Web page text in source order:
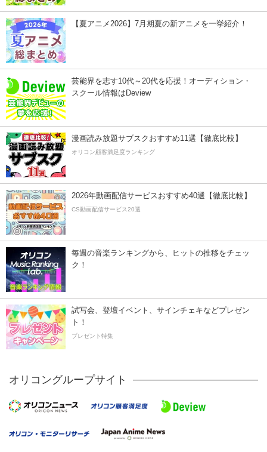
【夏アニメ2026】7月期夏の新アニメを一挙紹介！
芸能界を志す10代～20代を応援！オーディション・
スクール情報はDeview
漫画読み放題サブスクおすすめ11選【徹底比較】
オリコン顧客満足度ランキング
2026年動画配信サービスおすすめ40選【徹底比較】
CS動画配信サービス20選
毎週の音楽ランキングから、ヒットの推移をチェッ
ク！
試写会、登壇イベント、サインチェキなどプレゼン
ト！
プレゼント特集
オリコングループサイト